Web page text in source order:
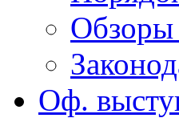
Оф.